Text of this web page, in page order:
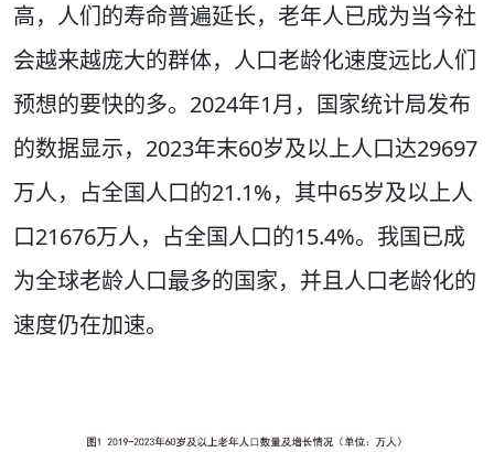
高，人们的寿命普遍延长，老年人已成为当今社
会越来越庞大的群体，人口老龄化速度远比人们
预想的要快的多。2024年1月，国家统计局发布
的数据显示，2023年末60岁及以上人口达29697
万人，占全国人口的21.1%，其中65岁及以上人
口21676万人，占全国人口的15.4%。我国已成
为全球老龄人口最多的国家，并且人口老龄化的
速度仍在加速。